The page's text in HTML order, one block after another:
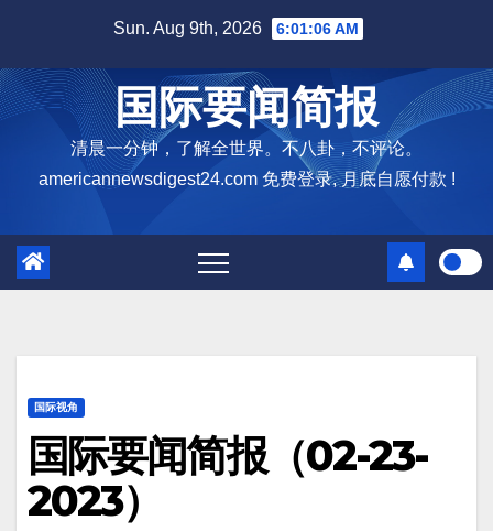
content
Sun. Aug 9th, 2026 6:01:07 AM
国际要闻简报
清晨一分钟，了解全世界。不八卦，不评论。
americannewsdigest24.com 免费登录, 月底自愿付款 !
国际视角
国际要闻简报（02-23-
2023）